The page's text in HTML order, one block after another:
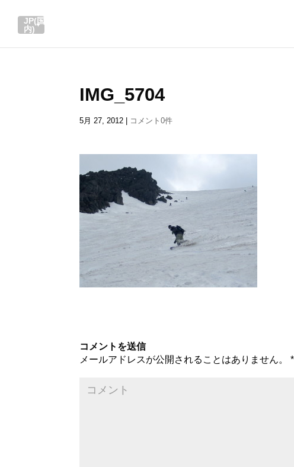
JP(国
内)
IMG_5704
5月 27, 2012 | コメント0件
コメントを送信
メールアドレスが公開されることはありません。
*